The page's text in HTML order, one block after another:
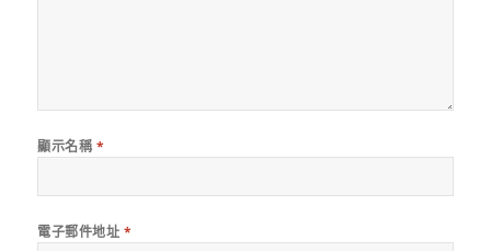
顯示名稱 *
電子郵件地址 *